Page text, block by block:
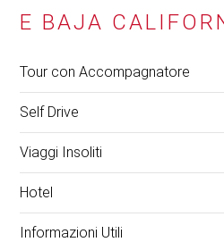
E BAJA
Tour con Accompagnatore
Self Drive
Viaggi Insoliti
Hotel
Informazioni Utili